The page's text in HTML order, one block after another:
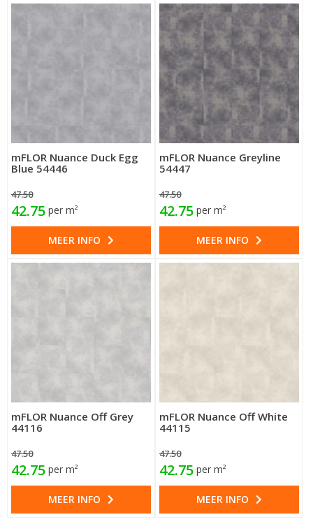
mFLOR Nuance Duck Egg
Blue 54446
47.50
42.75 per m²
MEER INFO
mFLOR Nuance Greyline
54447
47.50
42.75 per m²
MEER INFO
mFLOR Nuance Off Grey
44116
47.50
42.75 per m²
MEER INFO
mFLOR Nuance Off White
44115
47.50
42.75 per m²
MEER INFO